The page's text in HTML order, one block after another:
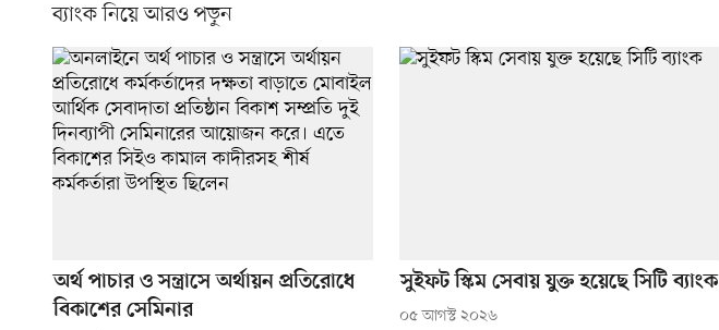
ব্যাংক নিয়ে আরও পড়ুন
অর্থ পাচার ও সন্ত্রাসে অর্থায়ন প্রতিরোধে
বিকাশের সেমিনার
সুইফট স্কিম সেবায় যুক্ত হয়েছে সিটি ব্যাংক
০৫ আগস্ট ২০২৬